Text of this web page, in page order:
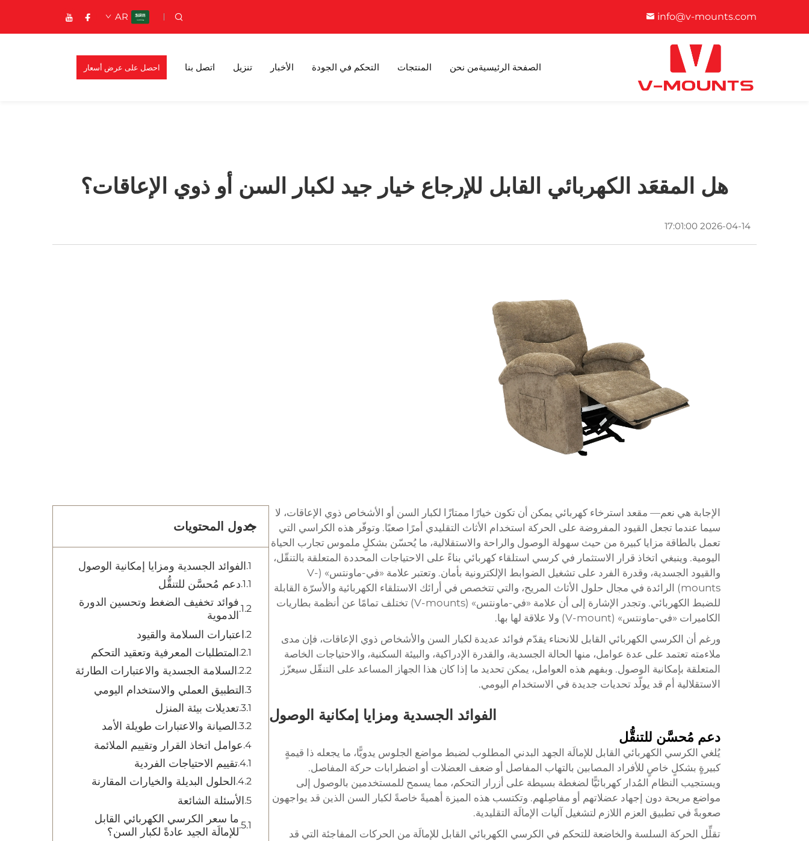
info@v-mounts.com
AR
الصفحة الرئيسيةمن نحن المنتجات التحكم في الجودة الأخبار تنزيل اتصل بنا احصل على عرض أسعار
هل المقعَد الكهربائي القابل للإرجاع خيار جيد لكبار السن أو ذوي الإعاقات؟
2026-04-14 17:01:00
الإجابة هي نعم— مقعد استرخاء كهربائي يمكن أن تكون خيارًا ممتازًا لكبار السن أو الأشخاص ذوي الإعاقات، لا
سيما عندما تجعل القيود المفروضة على الحركة استخدام الأثاث التقليدي أمرًا صعبًا. وتوفّر هذه الكراسي التي
تعمل بالطاقة مزايا كبيرة من حيث سهولة الوصول والراحة والاستقلالية، ما يُحسّن بشكلٍ ملموس تجارب الحياة
اليومية. وينبغي اتخاذ قرار الاستثمار في كرسي استلقاء كهربائي بناءً على الاحتياجات المحددة المتعلقة بالتنقّل،
والقيود الجسدية، وقدرة الفرد على تشغيل الضوابط الإلكترونية بأمان. وتعتبر علامة «في-ماونتس» (V-
mounts) الرائدة في مجال حلول الأثاث المريح، والتي تتخصص في أرائك الاستلقاء الكهربائية والأسرّة القابلة
للضبط الكهربائي. وتجدر الإشارة إلى أن علامة «في-ماونتس» (V-mounts) تختلف تمامًا عن أنظمة بطاريات
الكاميرات «في-ماونتس» (V-mount) ولا علاقة لها بها.
ورغم أن الكرسي الكهربائي القابل للانحناء يقدّم فوائد عديدة لكبار السن والأشخاص ذوي الإعاقات، فإن مدى
ملاءمته تعتمد على عدة عوامل، منها الحالة الجسدية، والقدرة الإدراكية، والبيئة السكنية، والاحتياجات الخاصة
المتعلقة بإمكانية الوصول. وبفهم هذه العوامل، يمكن تحديد ما إذا كان هذا الجهاز المساعد على التنقّل سيعزّز
الاستقلالية أم قد يولّد تحديات جديدة في الاستخدام اليومي.
الفوائد الجسدية ومزايا إمكانية الوصول
دعم مُحسَّن للتنقُّل
يُلغي الكرسي الكهربائي القابل للإمالَة الجهد البدني المطلوب لضبط مواضع الجلوس يدويًّا، ما يجعله ذا قيمةٍ
كبيرةٍ بشكلٍ خاصٍ للأفراد المصابين بالتهاب المفاصل أو ضعف العضلات أو اضطرابات حركة المفاصل.
ويستجيب النظام المُدار كهربائيًّا لضغطة بسيطة على أزرار التحكم، مما يسمح للمستخدمين بالوصول إلى
مواضع مريحة دون إجهاد عضلاتهم أو مفاصِلهم. وتكتسب هذه الميزة أهميةً خاصةً لكبار السن الذين قد يواجهون
صعوبةً في تطبيق العزم اللازم لتشغيل آليات الإمالَة التقليدية.
تقلِّل الحركة السلسة والخاضعة للتحكم في الكرسي الكهربائي القابل للإمالَة من الحركات المفاجئة التي قد
جدول المحتويات
الفوائد الجسدية ومزايا إمكانية الوصول
دعم مُحسَّن للتنقُّل
فوائد تخفيف الضغط وتحسين الدورة
الدموية
اعتبارات السلامة والقيود
المتطلبات المعرفية وتعقيد التحكم
السلامة الجسدية والاعتبارات الطارئة
التطبيق العملي والاستخدام اليومي
تعديلات بيئة المنزل
الصيانة والاعتبارات طويلة الأمد
عوامل اتخاذ القرار وتقييم الملائمة
تقييم الاحتياجات الفردية
الحلول البديلة والخيارات المقارنة
الأسئلة الشائعة
ما سعر الكرسي الكهربائي القابل
للإمالَة الجيد عادةً لكبار السن؟